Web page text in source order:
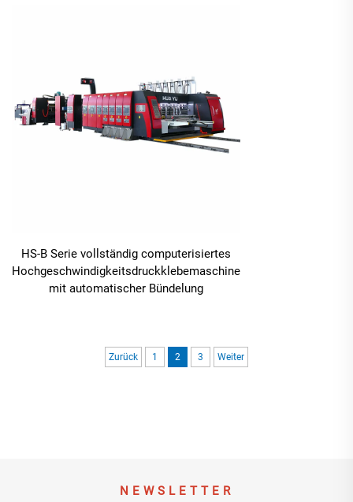
HS-B Serie vollständig computerisiertes
Hochgeschwindigkeitsdruckklebemaschine
mit automatischer Bündelung
Zurück 1 2 3 Weiter
NEWSLETTER